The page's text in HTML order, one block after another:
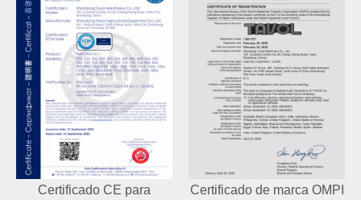
Certificado CE para
Certificado de marca OMPI